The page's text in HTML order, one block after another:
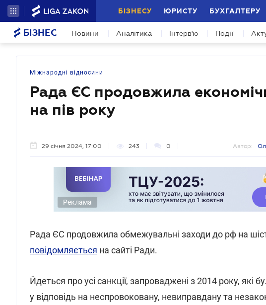
БІЗНЕСУ ЮРИСТУ БУХГАЛТЕРУ
БІЗНЕС Новини Аналітика Інтерв'ю Події
Міжнародні відносини
Рада ЄС продовжила
на пів року
29 січня 2024, 17:00 243 0 Автор:
Реклама
Рада ЄС продовжила обмежувальні заходи до рф на
повідомляється на сайті Ради.
Йдеться про усі санкції, запроваджені з 2014 року, які
у відповідь на неспровоковану, невиправдану та